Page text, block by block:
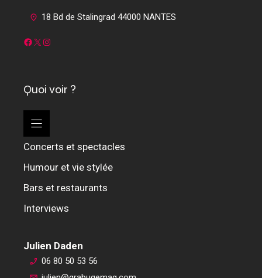
18 Bd de Stalingrad 44000 NANTES
Facebook
X Instagram
Quoi voir ?
Concerts et spectacles
Humour et vie stylée
Bars et restaurants
Interviews
Julien Daden
06 80 50 53 56